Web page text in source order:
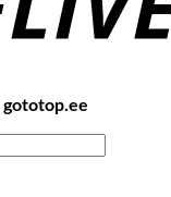
gototop.ee